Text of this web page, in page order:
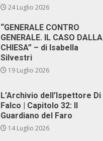
24 Luglio 2026
“GENERALE CONTRO
GENERALE. IL CASO DALLA
CHIESA” – di Isabella
Silvestri
19 Luglio 2026
L’Archivio dell’Ispettore Di
Falco | Capitolo 32: Il
Guardiano del Faro
14 Luglio 2026